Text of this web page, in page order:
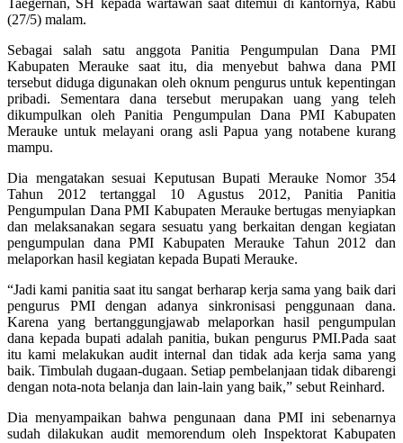
(27/5) malam.
Sebagai salah satu anggota Panitia Pengumpulan Dana PMI
Kabupaten Merauke saat itu, dia menyebut bahwa dana PMI
tersebut diduga digunakan oleh oknum pengurus untuk kepentingan
pribadi. Sementara dana tersebut merupakan uang yang teleh
dikumpulkan oleh Panitia Pengumpulan Dana PMI Kabupaten
Merauke untuk melayani orang asli Papua yang notabene kurang
mampu.
Dia mengatakan sesuai Keputusan Bupati Merauke Nomor 354
Tahun 2012 tertanggal 10 Agustus 2012, Panitia Panitia
Pengumpulan Dana PMI Kabupaten Merauke bertugas menyiapkan
dan melaksanakan segara sesuatu yang berkaitan dengan kegiatan
pengumpulan dana PMI Kabupaten Merauke Tahun 2012 dan
melaporkan hasil kegiatan kepada Bupati Merauke.
“Jadi kami panitia saat itu sangat berharap kerja sama yang baik dari
pengurus PMI dengan adanya sinkronisasi penggunaan dana.
Karena yang bertanggungjawab melaporkan hasil pengumpulan
dana kepada bupati adalah panitia, bukan pengurus PMI.Pada saat
itu kami melakukan audit internal dan tidak ada kerja sama yang
baik. Timbulah dugaan-dugaan. Setiap pembelanjaan tidak dibarengi
dengan nota-nota belanja dan lain-lain yang baik,” sebut Reinhard.
Dia menyampaikan bahwa pengunaan dana PMI ini sebenarnya
sudah dilakukan audit memorendum oleh Inspektorat Kabupaten